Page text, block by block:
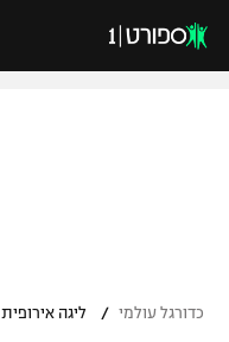
כדורגל עולמי / ליגה אירופית